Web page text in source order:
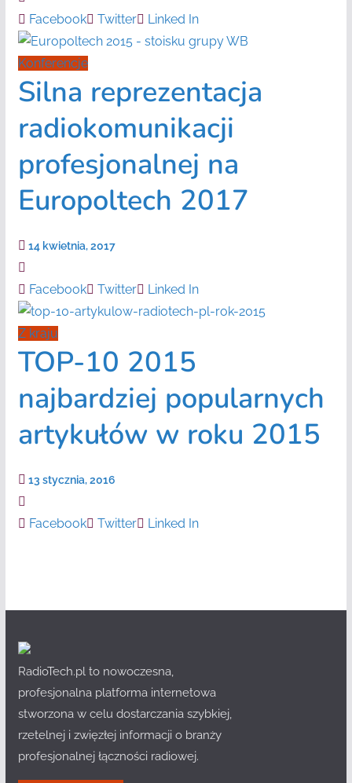
Facebook Twitter Linked In
Konferencje
Silna reprezentacja
radiokomunikacji
profesjonalnej na
Europoltech 2017
14 kwietnia, 2017
Facebook Twitter Linked In
Z kraju
TOP-10 2015
najbardziej popularnych
artykułów w roku 2015
13 stycznia, 2016
Facebook Twitter Linked In
RadioTech.pl to nowoczesna,
profesjonalna platforma internetowa
stworzona w celu dostarczania szybkiej,
rzetelnej i zwięzłej informacji o branży
profesjonalnej łączności radiowej.